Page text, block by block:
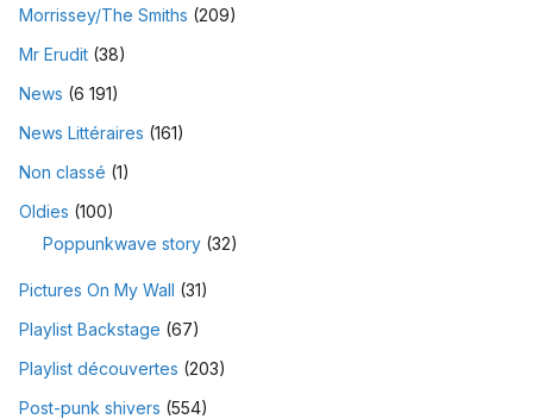
Morrissey/The Smiths (209)
Mr Erudit (38)
News (6 191)
News Littéraires (161)
Non classé (1)
Oldies (100)
Poppunkwave story (32)
Pictures On My Wall (31)
Playlist Backstage (67)
Playlist découvertes (203)
Post-punk shivers (554)